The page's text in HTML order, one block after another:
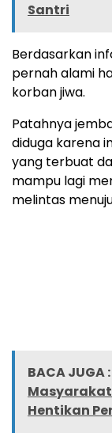
Santri
Berdasarkan
pernah alami
korban jiwa.
Patahnya
diduga karena
yang terbuat
mampu lagi
melintas
BACA JUGA :
Masyarakat
Hentikan